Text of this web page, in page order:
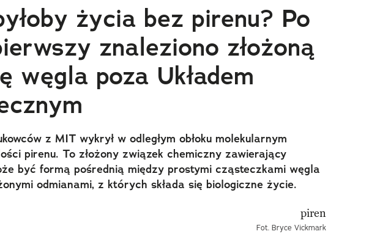
życia bez pirenu? Po
znaleziono złożoną
węgla poza Układem
z MIT wykrył w odległym obłoku molekularnym
pirenu. To złożony związek chemiczny zawierający
być formą pośrednią między prostymi cząsteczkami węgla
odmianami, z których składa się biologiczne życie.
Fot. Bryce Vickmark